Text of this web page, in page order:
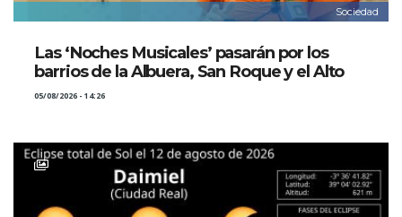
Sociedad
Las ‘Noches Musicales’ pasarán por los
barrios de la Albuera, San Roque y el Alto
05/08/2026 - 14:26